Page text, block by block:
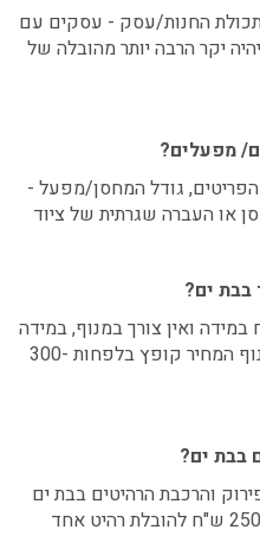
החנות/עסק - עסקים עם
יקר הרבה יותר מהובלה של
מפעלים?
גודל המחסן/מפעל -
או העברה שגרתית של ציוד
בבת ים?
מתחיל ב-350 ש"ח במידה ואין צורך במנוף, במידה
ומדובר על פסנתר כבד המצריך מנוף המחיר קופץ בלפחות 300-
בבת ים?
והרכבת הרהיטים בבת ים